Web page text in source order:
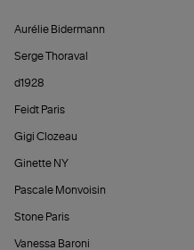
Aurélie Bidermann
Serge Thoraval
d1928
Feidt Paris
Gigi Clozeau
Ginette NY
Pascale Monvoisin
Stone Paris
Vanessa Baroni